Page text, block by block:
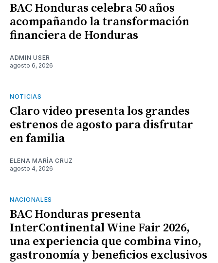
BAC Honduras celebra 50 años
acompañando la transformación
financiera de Honduras
ADMIN USER
agosto 6, 2026
NOTICIAS
Claro video presenta los grandes
estrenos de agosto para disfrutar
en familia
ELENA MARÍA CRUZ
agosto 4, 2026
NACIONALES
BAC Honduras presenta
InterContinental Wine Fair 2026,
una experiencia que combina vino,
gastronomía y beneficios exclusivos